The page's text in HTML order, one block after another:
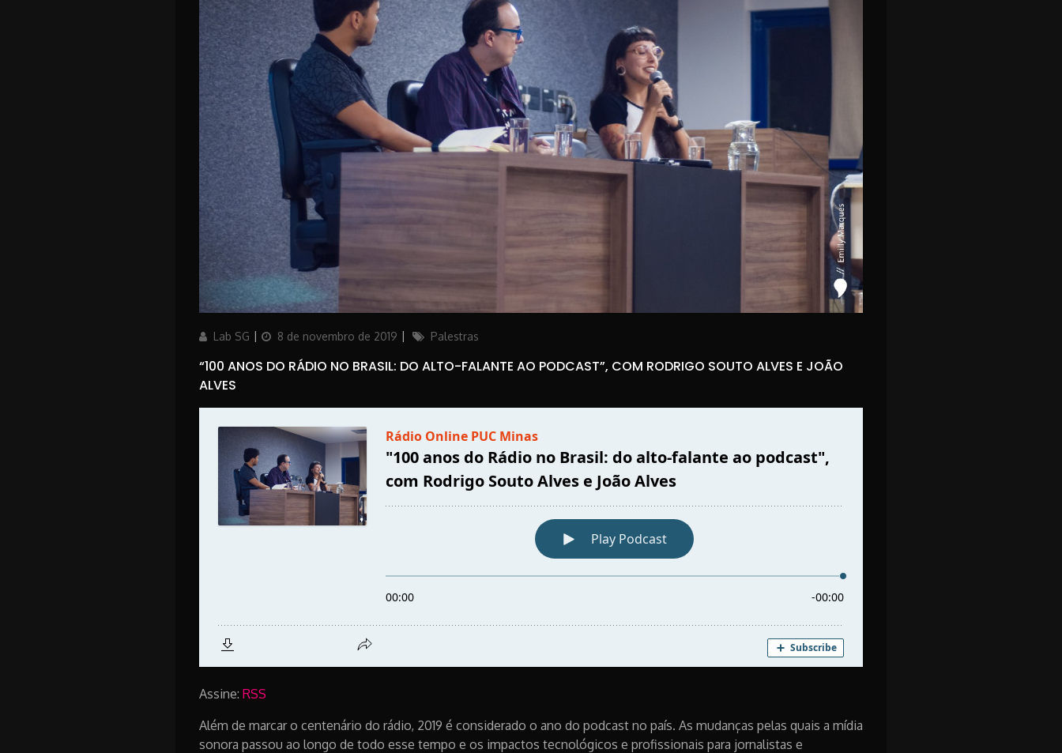
AuthorLab SG
Updated
8 de novembro de 2019 Categories
Palestras
“100 ANOS DO RÁDIO NO BRASIL: DO ALTO-FALANTE AO PODCAST”, COM RODRIGO SOUTO ALVES E JOÃO
ALVES
Assine: RSS
Além de marcar o centenário do rádio, 2019 é considerado o ano do podcast no país. As mudanças pelas quais a mídia
sonora passou ao longo de todo esse tempo e os impactos tecnológicos e profissionais para jornalistas e